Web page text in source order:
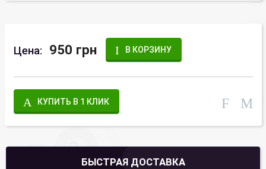
Цена: 950 грн В КОРЗИНУ
КУПИТЬ В 1 КЛИК
БЫСТРАЯ ДОСТАВКА